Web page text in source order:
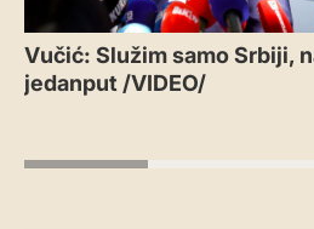
Vučić: Služim samo Srbiji,
jedanput /VIDEO/